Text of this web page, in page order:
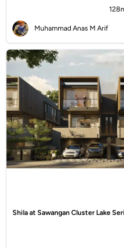
Muhammad Anas M Arif
Shila at Sawangan Cluster Lake